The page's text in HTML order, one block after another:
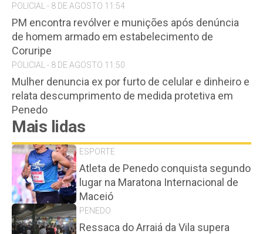
POLICIAL - 8 DE AGOSTO 11:54
PM encontra revólver e munições após denúncia
de homem armado em estabelecimento de
Coruripe
POLICIAL - 8 DE AGOSTO 11:50
Mulher denuncia ex por furto de celular e dinheiro e
relata descumprimento de medida protetiva em
Penedo
Mais lidas
ESPORTE
Atleta de Penedo conquista segundo
lugar na Maratona Internacional de
Maceió
PENEDO
Ressaca do Arraiá da Vila supera